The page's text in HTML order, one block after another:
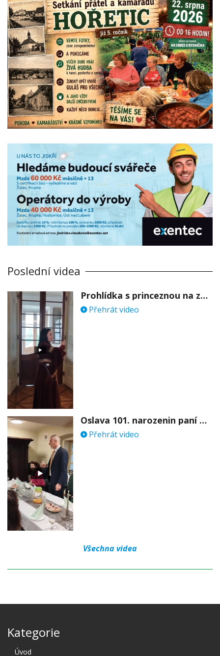
Poslední videa
Prohlídka s princeznou na zámku Stekník
Přehrát video
Oslava 101. narozenin paní Věry Skořepové
Přehrát video
Všechna videa
Kategorie
Úvod